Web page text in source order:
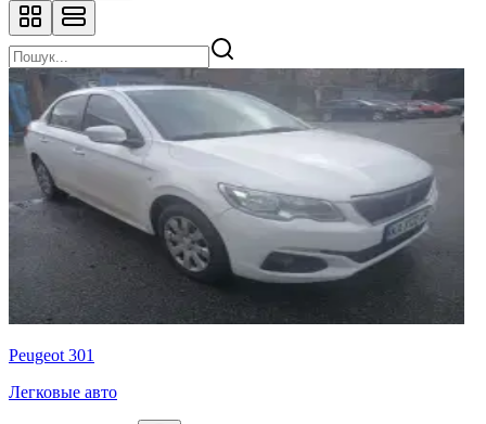
Peugeot 301
Легковые авто